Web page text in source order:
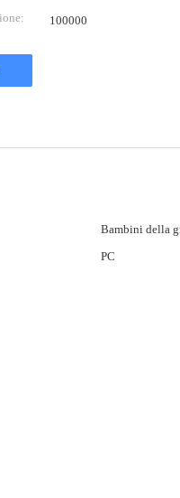
100000
Bambini della
PC